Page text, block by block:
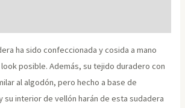
ha sido confeccionada y cosida a mano
posible. Además, su tejido duradero con
al algodón, pero hecho a base de
interior de vellón harán de esta sudadera